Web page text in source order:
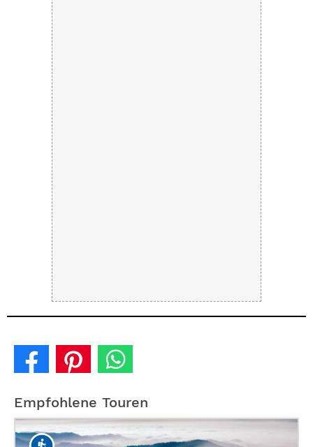
Empfohlene Touren